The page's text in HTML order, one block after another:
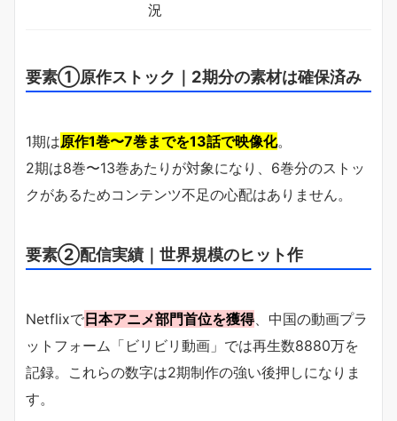
況
要素①原作ストック｜2期分の素材は確保済み
1期は原作1巻〜7巻までを13話で映像化。
2期は8巻〜13巻あたりが対象になり、6巻分のストッ
クがあるためコンテンツ不足の心配はありません。
要素②配信実績｜世界規模のヒット作
Netflixで日本アニメ部門首位を獲得、中国の動画プラ
ットフォーム「ビリビリ動画」では再生数8880万を
記録。これらの数字は2期制作の強い後押しになりま
す。